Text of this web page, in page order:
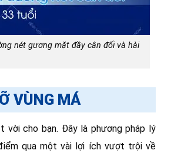
nét gương mặt đầy cân đối và hài
VÙNG MÁ
vời cho bạn. Đây là phương pháp lý
qua một vài lợi ích vượt trội về